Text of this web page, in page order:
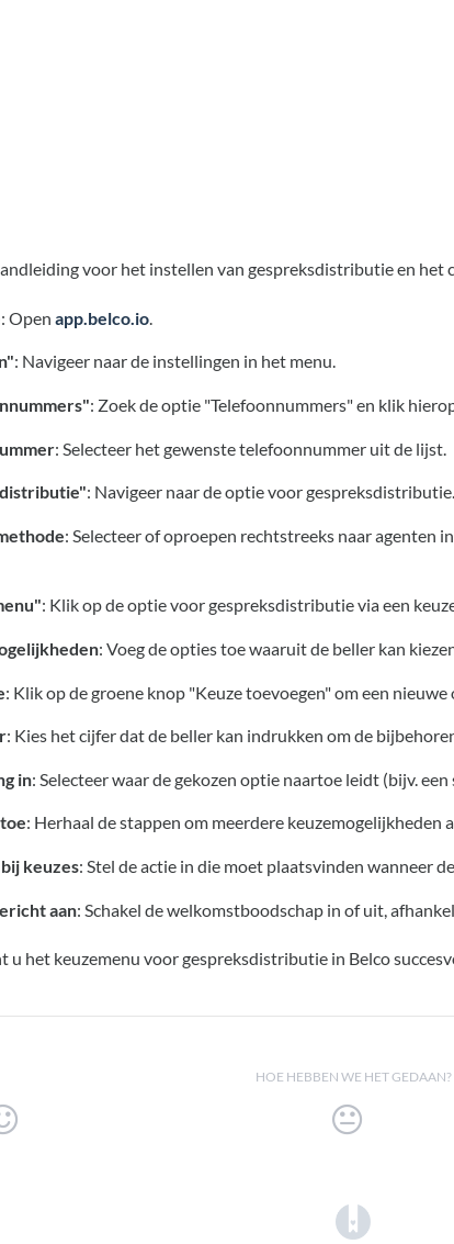
voor het instellen van gespreksdistributie en het
: Open app.belco.io.
: Navigeer naar de instellingen in het menu.
: Zoek de optie "Telefoonnummers" en klik
: Selecteer het gewenste telefoonnummer uit de lijst.
: Navigeer naar de optie voor gespreksdistributie.
: Selecteer of oproepen rechtstreeks naar agenten
: Klik op de optie voor gespreksdistributie via een
: Voeg de opties toe waaruit de beller kan
: Klik op de groene knop "Keuze toevoegen" om een nieuwe
: Kies het cijfer dat de beller kan indrukken om de
in: Selecteer waar de gekozen optie naartoe leidt (bijv.
: Herhaal de stappen om meerdere keuzemogelijkheden
keuzes: Stel de actie in die moet plaatsvinden wanneer
aan: Schakel de welkomstboodschap in of uit,
u het keuzemenu voor gespreksdistributie in Belco
HOE HEBBEN WE HET GEDAAN?